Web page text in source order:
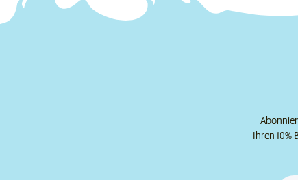
Ihren